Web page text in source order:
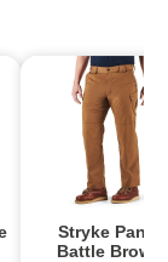
Stryke Pant -
Battle Brown